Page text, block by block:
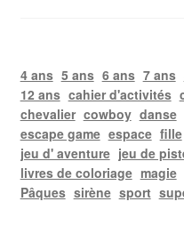
4 ans 5 ans 6 ans 7 ans
12 ans cahier d'activités
chevalier cowboy danse
escape game espace fille
jeu d' aventure jeu de
livres de coloriage magie
Pâques sirène sport